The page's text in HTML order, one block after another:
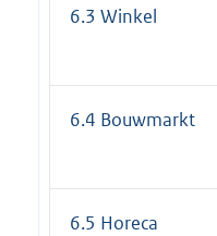
6.3 Winkel
6.4 Bouwmarkt
6.5 Horeca